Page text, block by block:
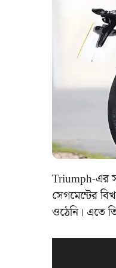
Triumph-এর
সেগমেন্টের
ওঠেনি। এতে